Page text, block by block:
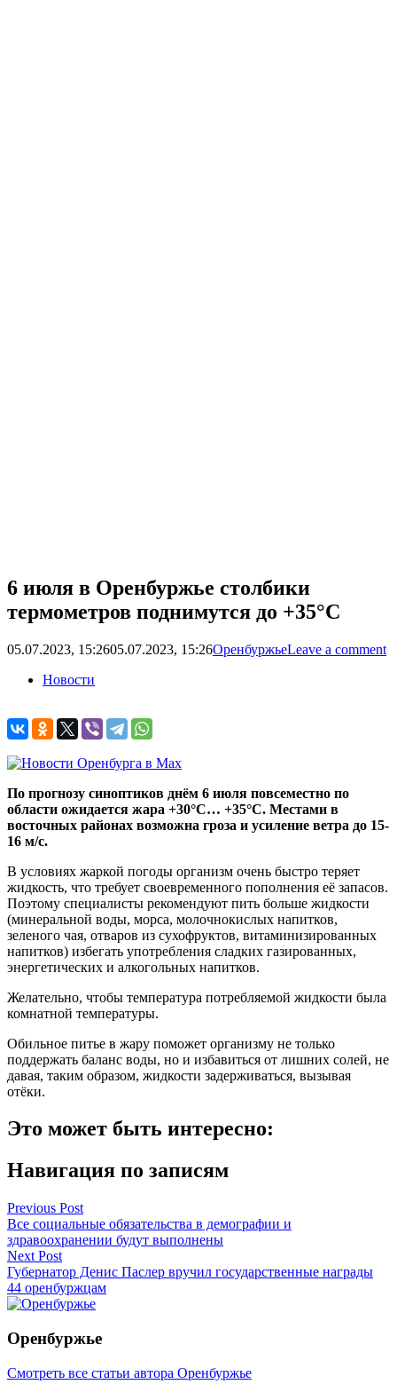
6 июля в Оренбуржье столбики
термометров поднимутся до +35°С
05.07.2023, 15:2605.07.2023, 15:26ОренбуржьеLeave a comment
Новости
По прогнозу синоптиков днём 6 июля повсеместно по
области ожидается жара +30°С… +35°С. Местами в
восточных районах возможна гроза и усиление ветра до 15-
16 м/с.
В условиях жаркой погоды организм очень быстро теряет
жидкость, что требует своевременного пополнения её запасов.
Поэтому специалисты рекомендуют пить больше жидкости
(минеральной воды, морса, молочнокислых напитков,
зеленого чая, отваров из сухофруктов, витаминизированных
напитков) избегать употребления сладких газированных,
энергетических и алкогольных напитков.
Желательно, чтобы температура потребляемой жидкости была
комнатной температуры.
Обильное питье в жару поможет организму не только
поддержать баланс воды, но и избавиться от лишних солей, не
давая, таким образом, жидкости задерживаться, вызывая
отёки.
Это может быть интересно:
Навигация по записям
Previous Post
Все социальные обязательства в демографии и
здравоохранении будут выполнены
Next Post
Губернатор Денис Паслер вручил государственные награды
44 оренбуржцам
Оренбуржье
Смотреть все статьи автора Оренбуржье